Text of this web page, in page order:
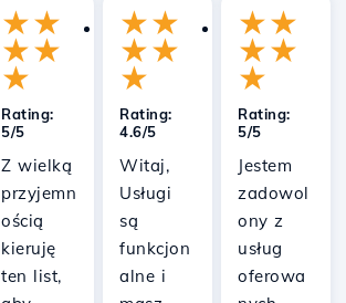
★★
★★
★
Rating:
5/5
Z wielką
przyjemn
ością
kieruję
ten list,
★★
★★
★
Rating:
4.6/5
Witaj,
Usługi
są
funkcjon
alne i
★★
★★
★
Rating:
5/5
Jestem
zadowol
ony z
usług
oferowa